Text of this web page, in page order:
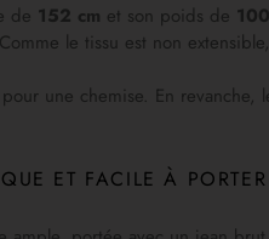
de 152 cm et son poids de
le tissu est non
une chemise. En
ET FACILE À PORTER